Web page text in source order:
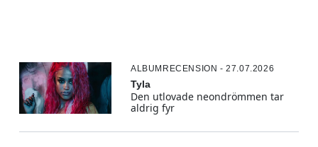
ALBUMRECENSION - 27.07.2026
Tyla
Den utlovade neondrömmen tar
aldrig fyr